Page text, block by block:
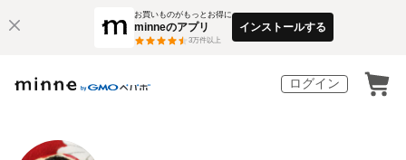
お買いものがもっとお得に
minneのアプリ
3万件以上
インストールする
ログイン